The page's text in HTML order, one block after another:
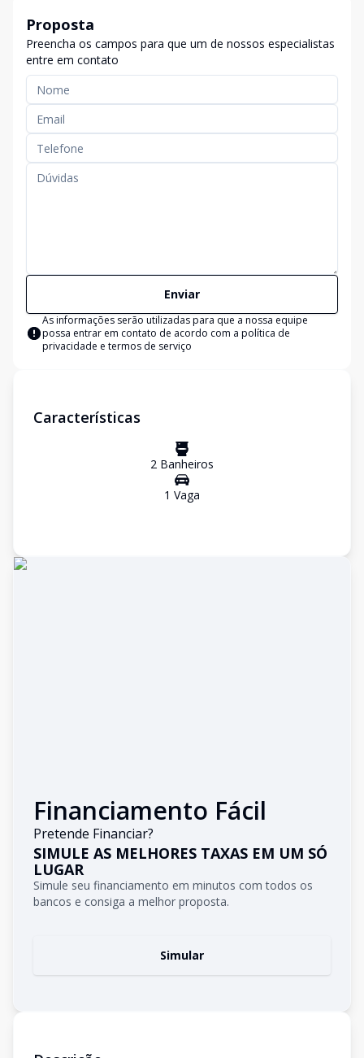
Proposta
Preencha os campos para que um de nossos especialistas
entre em contato
Enviar
As informações serão utilizadas para que a nossa equipe
possa entrar em contato de acordo com a política de
privacidade e termos de serviço
Características
2 Banheiros
1 Vaga
Financiamento Fácil
Pretende Financiar?
SIMULE AS MELHORES TAXAS EM UM SÓ
LUGAR
Simule seu financiamento em minutos com todos os
bancos e consiga a melhor proposta.
Simular